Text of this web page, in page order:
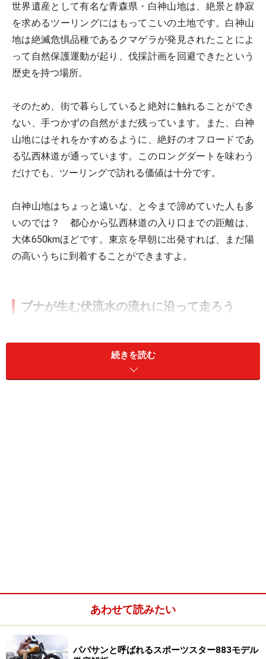
世界遺産として有名な青森県・白神山地は、絶景と静寂
を求めるツーリングにはもってこいの土地です。白神山
地は絶滅危惧品種であるクマゲラが発見されたことによ
って自然保護運動が起り、伐採計画を回避できたという
歴史を持つ場所。
そのため、街で暮らしていると絶対に触れることができ
ない、手つかずの自然がまだ残っています。また、白神
山地にはそれをかすめるように、絶好のオフロードであ
る弘西林道が通っています。このロングダートを味わう
だけでも、ツーリングで訪れる価値は十分です。
白神山地はちょっと遠いな、と今まで諦めていた人も多
いのでは？ 都心から弘西林道の入り口までの距離は、
大体650kmほどです。東京を早朝に出発すれば、まだ陽
の高いうちに到着することができますよ。
ブナが生む伏流水の流れに沿って走ろう
林道 (白神ライン) に入ります。この林道に入ってしまえ
的に日本海へ出ることができます。まさに、清濁共に飲
「400年ブナ」に会いに行って見ましょう！ 林道を少
し外れて、巨木が生い茂る森へ入っていきます。ここま
で来ると、道にチェーンが張られた立ち入り禁止表示が
続きを読む
あわせて読みたい
パパサンと呼ばれるスポーツスター883モデル